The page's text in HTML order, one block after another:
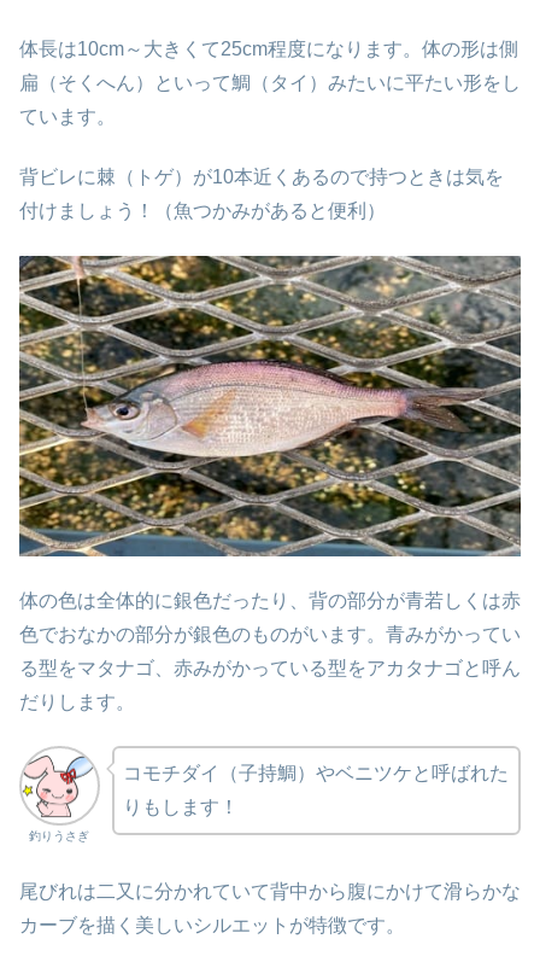
体長は10cm～大きくて25cm程度になります。体の形は側
扁（そくへん）といって鯛（タイ）みたいに平たい形をし
ています。
背ビレに棘（トゲ）が10本近くあるので持つときは気を
付けましょう！（魚つかみがあると便利）
体の色は全体的に銀色だったり、背の部分が青若しくは赤
色でおなかの部分が銀色のものがいます。青みがかってい
る型をマタナゴ、赤みがかっている型をアカタナゴと呼ん
だりします。
釣りうさぎ
コモチダイ（子持鯛）やベニツケと呼ばれた
りもします！
尾びれは二又に分かれていて背中から腹にかけて滑らかな
カーブを描く美しいシルエットが特徴です。